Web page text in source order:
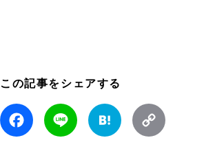
この記事をシェアする
Facebook Line Hatena